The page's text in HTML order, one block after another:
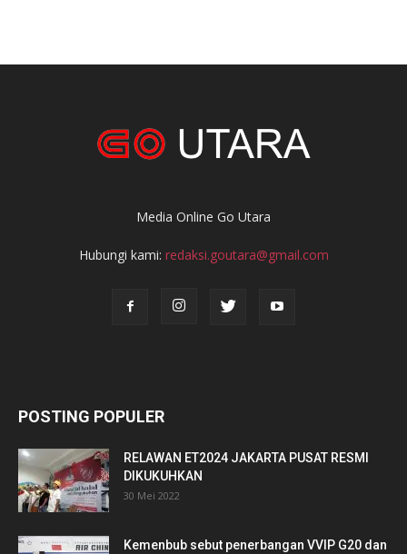
Media Online Go Utara
Hubungi kami: redaksi.goutara@gmail.com
POSTING POPULER
RELAWAN ET2024 JAKARTA PUSAT RESMI
DIKUKUHKAN
30 Mei 2022
Kemenbub sebut penerbangan VVIP G20 dan